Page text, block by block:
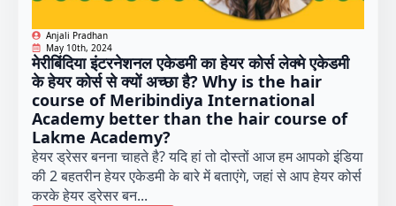
Anjali Pradhan
May 10th, 2024
मेरीबिंदिया इंटरनेशनल एकेडमी का हेयर कोर्स लेक्मे एकेडमी
के हेयर कोर्स से क्यों अच्छा है? Why is the hair
course of Meribindiya International
Academy better than the hair course of
Lakme Academy?
हेयर ड्रेसर बनना चाहते है? यदि हां तो दोस्तों आज हम आपको इंडिया
की 2 बहतरीन हेयर एकेडमी के बारे में बताएंगे, जहां से आप हेयर कोर्स
करके हेयर ड्रेसर बन...